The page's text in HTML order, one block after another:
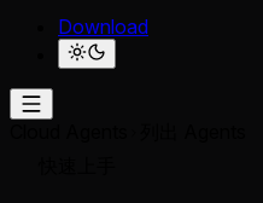
Download